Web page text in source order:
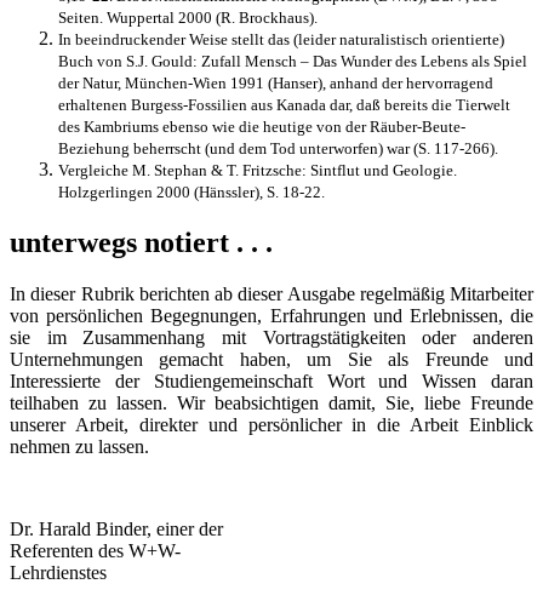
Seiten. Wuppertal 2000 (R. Brockhaus).
In beeindruckender Weise stellt das (leider naturalistisch orientierte)
Buch von S.J. Gould: Zufall Mensch – Das Wunder des Lebens als Spiel
der Natur, München-Wien 1991 (Hanser), anhand der hervorragend
erhaltenen Burgess-Fossilien aus Kanada dar, daß bereits die Tierwelt
des Kambriums ebenso wie die heutige von der Räuber-Beute-
Beziehung beherrscht (und dem Tod unterworfen) war (S. 117-266).
Vergleiche M. Stephan & T. Fritzsche: Sintflut und Geologie.
Holzgerlingen 2000 (Hänssler), S. 18-22.
unterwegs notiert . . .
In dieser Rubrik berichten ab dieser Ausgabe regelmäßig Mitarbeiter
von persönlichen Begegnungen, Erfahrungen und Erlebnissen, die
sie im Zusammenhang mit Vortragstätigkeiten oder anderen
Unternehmungen gemacht haben, um Sie als Freunde und
Interessierte der Studiengemeinschaft Wort und Wissen daran
teilhaben zu lassen. Wir beabsichtigen damit, Sie, liebe Freunde
unserer Arbeit, direkter und persönlicher in die Arbeit Einblick
nehmen zu lassen.
Dr. Harald Binder, einer der
Referenten des W+W-
Lehrdienstes